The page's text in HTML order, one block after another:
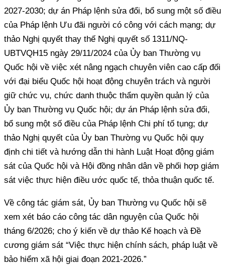
2027-2030; dự án Pháp lệnh sửa đổi, bổ sung một số điều
của Pháp lệnh Ưu đãi người có công với cách mạng; dự
thảo Nghị quyết thay thế Nghị quyết số 1311/NQ-
UBTVQH15 ngày 29/11/2024 của Ủy ban Thường vụ
Quốc hội về việc xét nâng ngạch chuyên viên cao cấp đối
với đại biểu Quốc hội hoạt động chuyên trách và người
giữ chức vụ, chức danh thuộc thẩm quyền quản lý của
Ủy ban Thường vụ Quốc hội; dự án Pháp lệnh sửa đổi,
bổ sung một số điều của Pháp lệnh Chi phí tố tụng; dự
thảo Nghị quyết của Ủy ban Thường vụ Quốc hội quy
định chi tiết và hướng dẫn thi hành Luật Hoạt động giám
sát của Quốc hội và Hội đồng nhân dân về phối hợp giám
sát việc thực hiện điều ước quốc tế, thỏa thuận quốc tế.
Về công tác giám sát, Ủy ban Thường vụ Quốc hội sẽ
xem xét báo cáo công tác dân nguyện của Quốc hội
tháng 6/2026; cho ý kiến về dự thảo Kế hoạch và Đề
cương giám sát “Việc thực hiện chính sách, pháp luật về
bảo hiểm xã hội giai đoạn 2021-2026.”